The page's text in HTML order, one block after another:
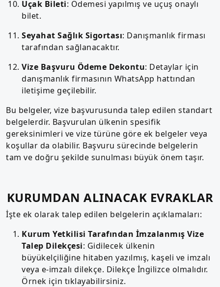
Uçak Bileti: Ödemesi yapılmış ve uçuş onaylı
bilet.
Seyahat Sağlık Sigortası: Danışmanlık firması
tarafından sağlanacaktır.
Vize Başvuru Ödeme Dekontu: Detaylar için
danışmanlık firmasının WhatsApp hattından
iletişime geçilebilir.
Bu belgeler, vize başvurusunda talep edilen standart
belgelerdir. Başvurulan ülkenin spesifik
gereksinimleri ve vize türüne göre ek belgeler veya
koşullar da olabilir. Başvuru sürecinde belgelerin
tam ve doğru şekilde sunulması büyük önem taşır.
KURUMDAN ALINACAK EVRAKLAR
İşte ek olarak talep edilen belgelerin açıklamaları:
Kurum Yetkilisi Tarafından İmzalanmış Vize
Talep Dilekçesi: Gidilecek ülkenin
büyükelçiliğine hitaben yazılmış, kaşeli ve imzalı
veya e-imzalı dilekçe. Dilekçe İngilizce olmalıdır.
Örnek için tıklayabilirsiniz.